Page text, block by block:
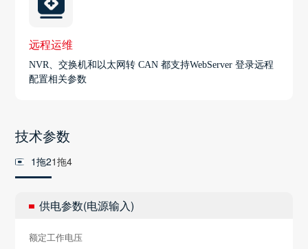
远程运维
NVR、交换机和以太网转 CAN 都支持WebServer 登录远程
配置相关参数
技术参数
1拖21拖4
供电参数(电源输入)
额定工作电压